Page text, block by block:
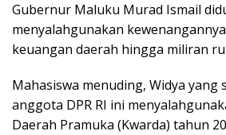
Gubernur Maluku Murad Ismail
menyalahgunakan
keuangan daerah hingga miliran
Mahasiswa menuding, Widya yang
anggota DPR RI ini
Daerah Pramuka (Kwarda) tahun